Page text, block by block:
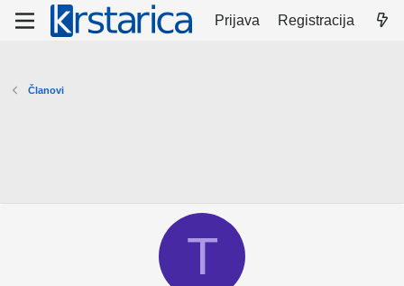
Prijava Registracija
Članovi
T